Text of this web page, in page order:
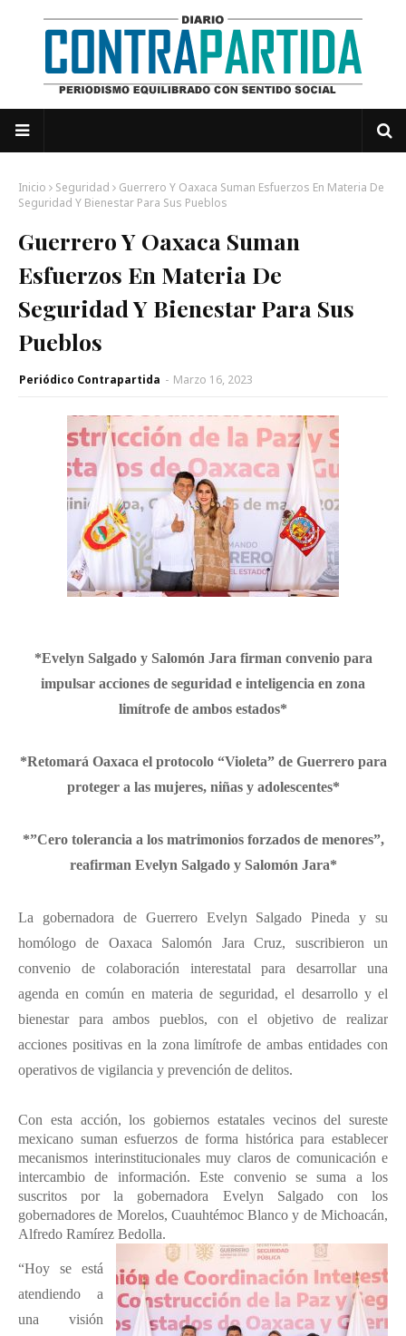
Inicio Seguridad
Guerrero Y Oaxaca Suman Esfuerzos En Materia De
Seguridad Y Bienestar Para Sus Pueblos
Guerrero Y Oaxaca Suman
Esfuerzos En Materia De
Seguridad Y Bienestar Para Sus
Pueblos
Periódico Contrapartida - Marzo 16, 2023
*Evelyn Salgado y Salomón Jara firman convenio para
impulsar acciones de seguridad e inteligencia en zona
limítrofe de ambos estados*
*Retomará Oaxaca el protocolo “Violeta” de Guerrero para
proteger a las mujeres, niñas y adolescentes*
*”Cero tolerancia a los matrimonios forzados de menores”,
reafirman Evelyn Salgado y Salomón Jara*
La gobernadora de Guerrero Evelyn Salgado Pineda y su
homólogo de Oaxaca Salomón Jara Cruz, suscribieron un
convenio de colaboración interestatal para desarrollar una
agenda en común en materia de seguridad, el desarrollo y el
bienestar para ambos pueblos, con el objetivo de realizar
acciones positivas en la zona limítrofe de ambas entidades con
operativos de vigilancia y prevención de delitos.
Con esta acción, los gobiernos estatales vecinos del sureste
mexicano suman esfuerzos de forma histórica para establecer
mecanismos interinstitucionales muy claros de comunicación e
intercambio de información. Este convenio se suma a los
suscritos por la gobernadora Evelyn Salgado con los
gobernadores de Morelos, Cuauhtémoc Blanco y de Michoacán,
Alfredo Ramírez Bedolla.
“Hoy se está
atendiendo a
una visión